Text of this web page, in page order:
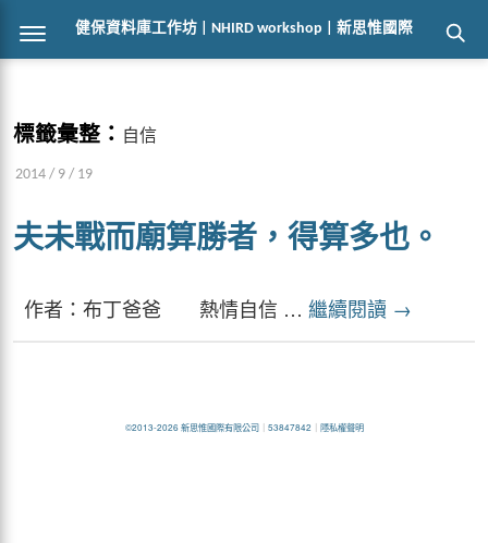
健保資料庫工作坊 | NHIRD workshop | 新思惟國際
標籤彙整： 自信
2014 / 9 / 19
夫未戰而廟算勝者，得算多也。
作者：布丁爸爸 熱情自信 … 繼續閱讀 →
©2013-2026 新思惟國際有限公司｜ 53847842 ｜ 隱私權聲明